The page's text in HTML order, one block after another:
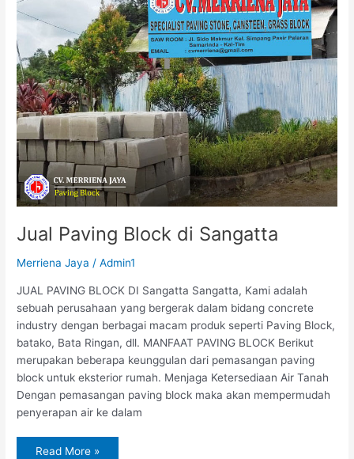
Jual Paving Block di Sangatta
Merriena Jaya /Admin1
JUAL PAVING BLOCK DI Sangatta Sangatta, Kami adalah
sebuah perusahaan yang bergerak dalam bidang concrete
industry dengan berbagai macam produk seperti Paving Block,
batako, Bata Ringan, dll. MANFAAT PAVING BLOCK Berikut
merupakan beberapa keunggulan dari pemasangan paving
block untuk eksterior rumah. Menjaga Ketersediaan Air Tanah
Dengan pemasangan paving block maka akan mempermudah
penyerapan air ke dalam
Read More »